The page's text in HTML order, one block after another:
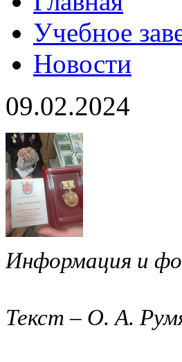
Учебное
Новости
09.02.2024
Информация и
Текст – О. А.